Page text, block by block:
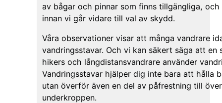
av bågar och pinnar som finns tillgängliga,
innan vi går vidare till val av skydd.
Våra observationer visar att många vandrare
vandringsstavar. Och vi kan säkert säga att
hikers och långdistansvandrare använder
Vandringsstavar hjälper dig inte bara att hålla
utan överför även en del av påfrestning till
underkroppen.